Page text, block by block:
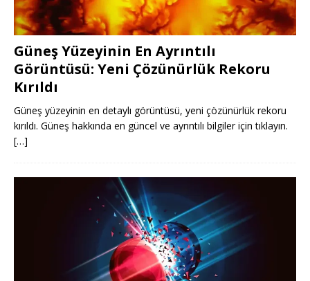
Güneş Yüzeyinin En Ayrıntılı
Görüntüsü: Yeni Çözünürlük Rekoru
Kırıldı
Güneş yüzeyinin en detaylı görüntüsü, yeni çözünürlük rekoru
kırıldı. Güneş hakkında en güncel ve ayrıntılı bilgiler için tıklayın.
[…]